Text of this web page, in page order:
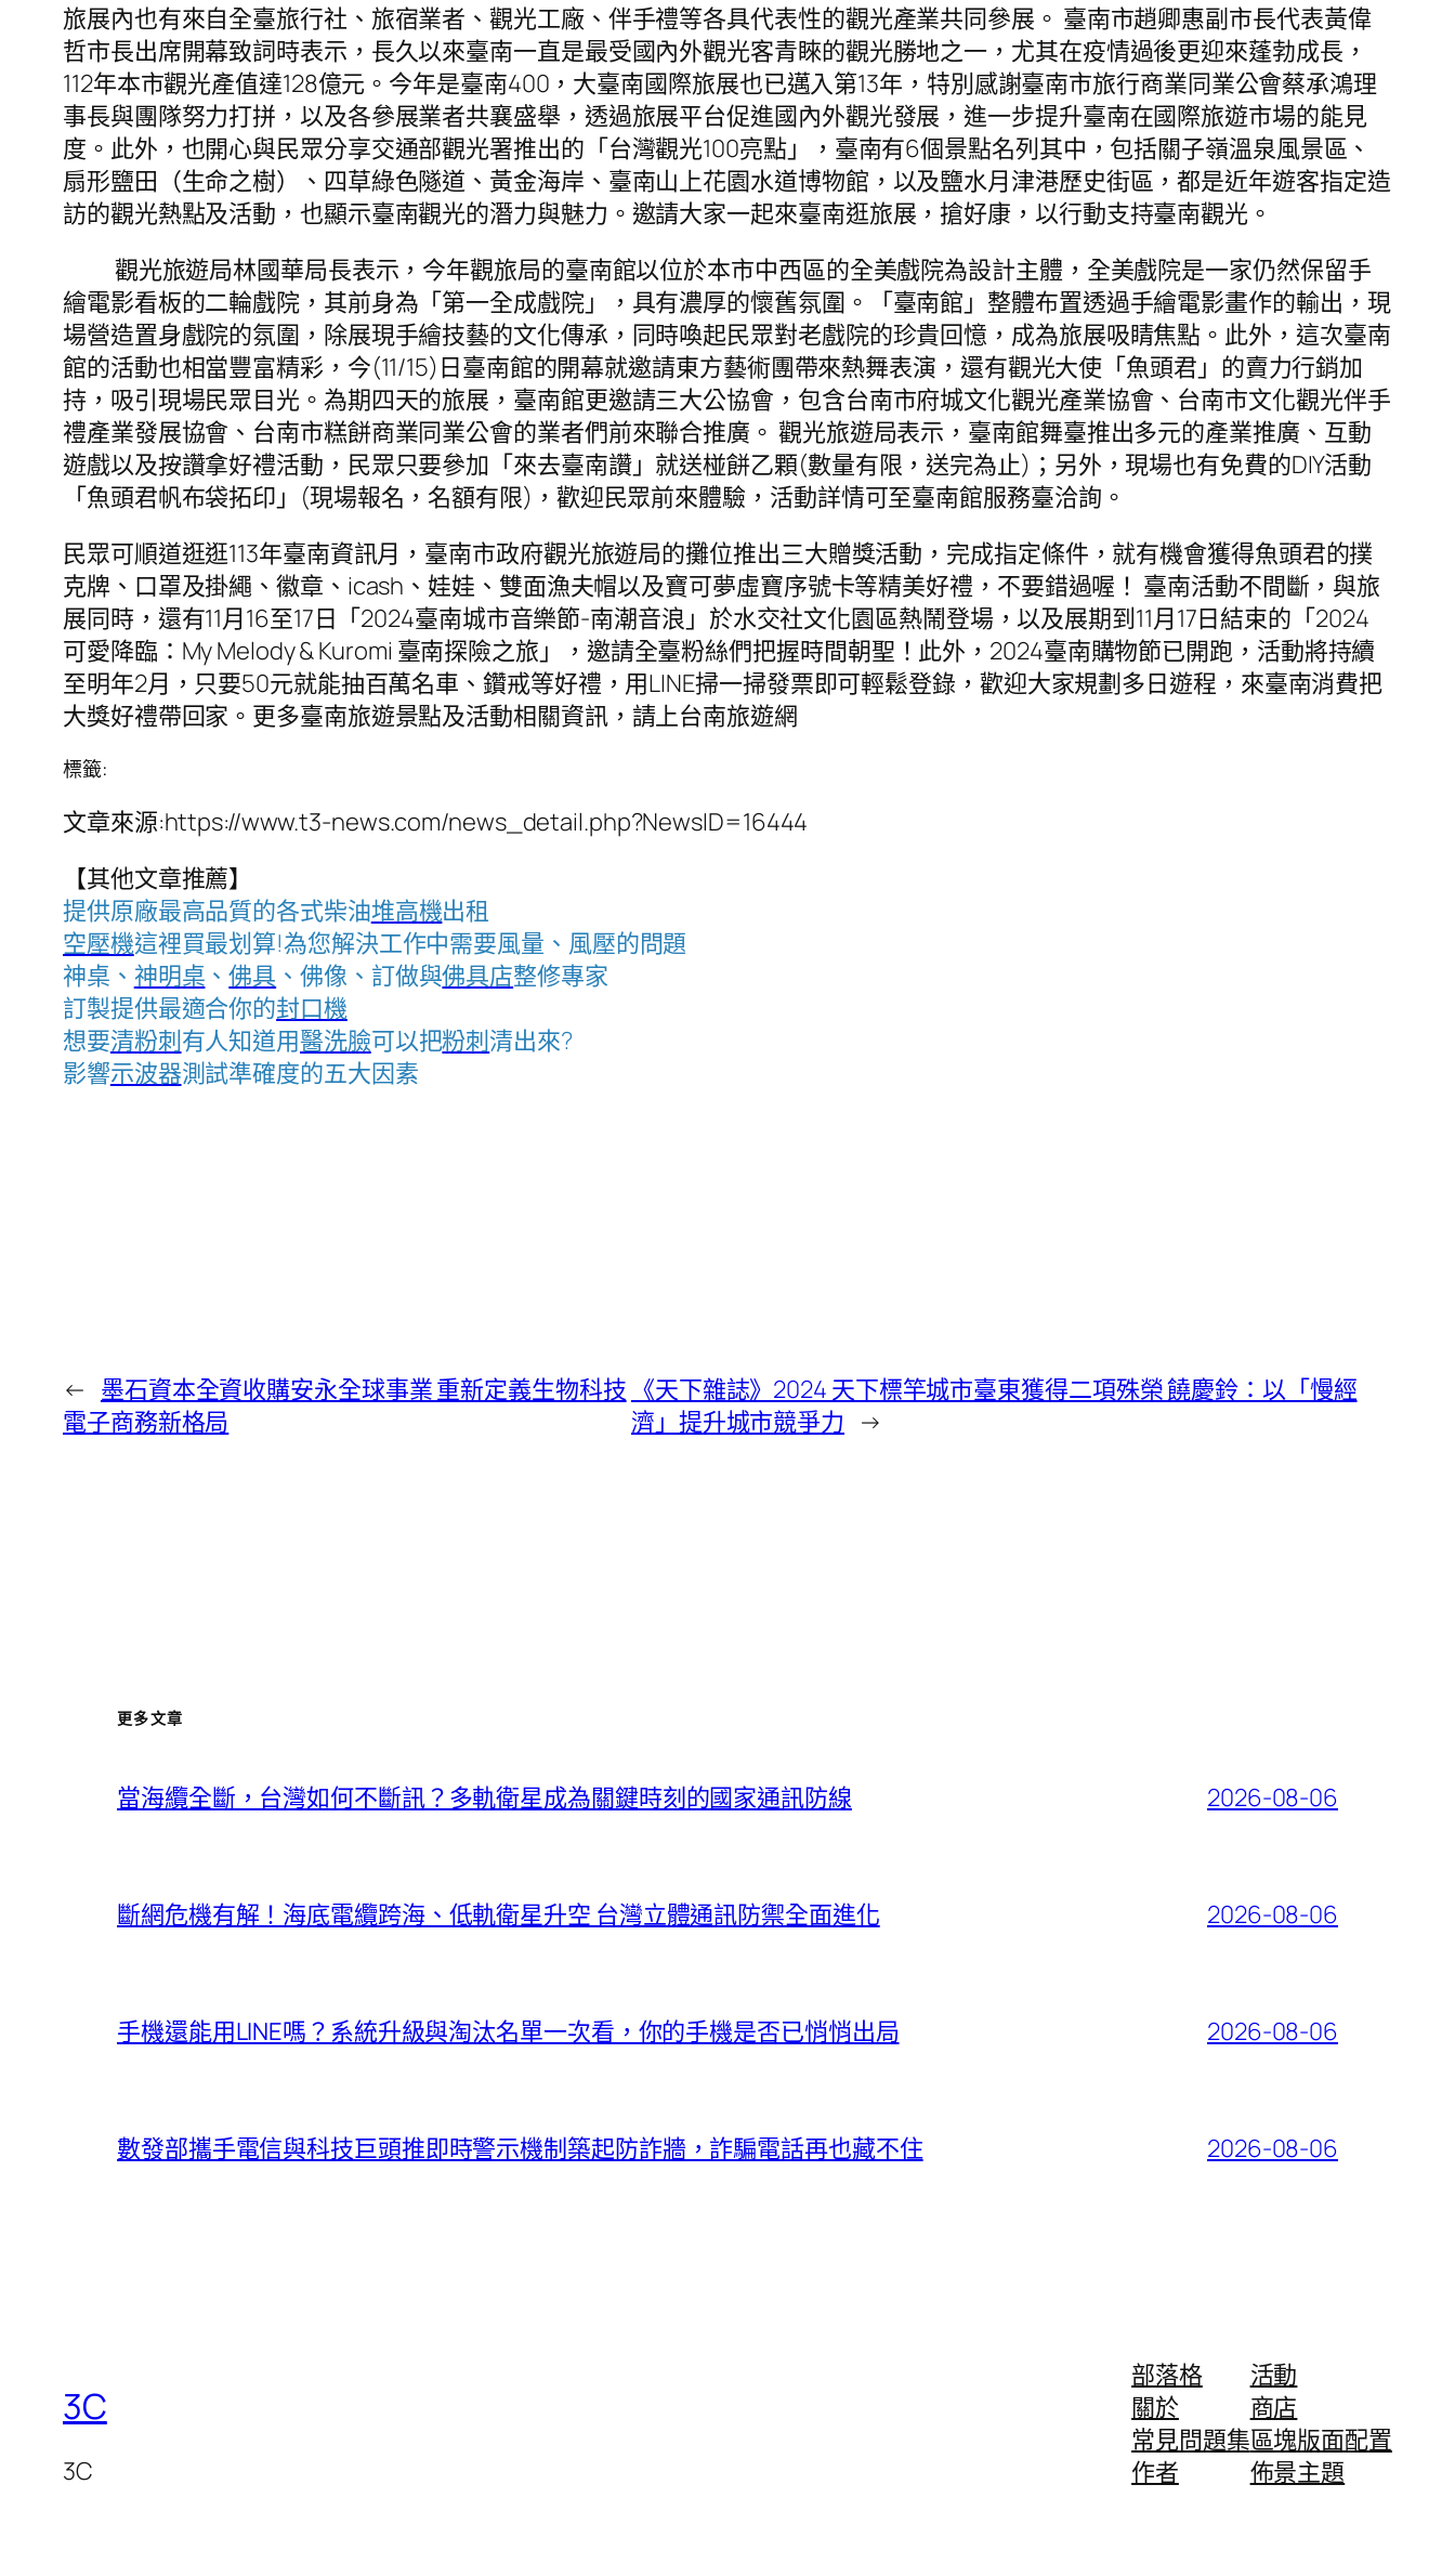
旅展內也有來自全臺旅行社、旅宿業者、觀光工廠、伴手禮等各具代表性的觀光產業共同參展。 臺南市趙卿惠副市長代表黃偉
哲市長出席開幕致詞時表示，長久以來臺南一直是最受國內外觀光客青睞的觀光勝地之一，尤其在疫情過後更迎來蓬勃成長，
112年本市觀光產值達128億元。今年是臺南400，大臺南國際旅展也已邁入第13年，特別感謝臺南市旅行商業同業公會蔡承鴻理
事長與團隊努力打拼，以及各參展業者共襄盛舉，透過旅展平台促進國內外觀光發展，進一步提升臺南在國際旅遊市場的能見
度。此外，也開心與民眾分享交通部觀光署推出的「台灣觀光100亮點」，臺南有6個景點名列其中，包括關子嶺溫泉風景區、
扇形鹽田（生命之樹）、四草綠色隧道、黃金海岸、臺南山上花園水道博物館，以及鹽水月津港歷史街區，都是近年遊客指定造
訪的觀光熱點及活動，也顯示臺南觀光的潛力與魅力。邀請大家一起來臺南逛旅展，搶好康，以行動支持臺南觀光。
觀光旅遊局林國華局長表示，今年觀旅局的臺南館以位於本市中西區的全美戲院為設計主體，全美戲院是一家仍然保留手
繪電影看板的二輪戲院，其前身為「第一全成戲院」，具有濃厚的懷舊氛圍。「臺南館」整體布置透過手繪電影畫作的輸出，現
場營造置身戲院的氛圍，除展現手繪技藝的文化傳承，同時喚起民眾對老戲院的珍貴回憶，成為旅展吸睛焦點。此外，這次臺南
館的活動也相當豐富精彩，今(11/15)日臺南館的開幕就邀請東方藝術團帶來熱舞表演，還有觀光大使「魚頭君」的賣力行銷加
持，吸引現場民眾目光。為期四天的旅展，臺南館更邀請三大公協會，包含台南市府城文化觀光產業協會、台南市文化觀光伴手
禮產業發展協會、台南市糕餅商業同業公會的業者們前來聯合推廣。 觀光旅遊局表示，臺南館舞臺推出多元的產業推廣、互動
遊戲以及按讚拿好禮活動，民眾只要參加「來去臺南讚」就送椪餅乙顆(數量有限，送完為止)；另外，現場也有免費的DIY活動
「魚頭君帆布袋拓印」(現場報名，名額有限)，歡迎民眾前來體驗，活動詳情可至臺南館服務臺洽詢。
民眾可順道逛逛113年臺南資訊月，臺南市政府觀光旅遊局的攤位推出三大贈獎活動，完成指定條件，就有機會獲得魚頭君的撲
克牌、口罩及掛繩、徽章、icash、娃娃、雙面漁夫帽以及寶可夢虛寶序號卡等精美好禮，不要錯過喔！ 臺南活動不間斷，與旅
展同時，還有11月16至17日「2024臺南城市音樂節-南潮音浪」於水交社文化園區熱鬧登場，以及展期到11月17日結束的「2024
可愛降臨：My Melody & Kuromi 臺南探險之旅」，邀請全臺粉絲們把握時間朝聖！此外，2024臺南購物節已開跑，活動將持續
至明年2月，只要50元就能抽百萬名車、鑽戒等好禮，用LINE掃一掃發票即可輕鬆登錄，歡迎大家規劃多日遊程，來臺南消費把
大獎好禮帶回家。更多臺南旅遊景點及活動相關資訊，請上台南旅遊網
標籤:
文章來源:https://www.t3-news.com/news_detail.php?NewsID=16444
【其他文章推薦】
提供原廠最高品質的各式柴油堆高機出租
空壓機這裡買最划算!為您解決工作中需要風量、風壓的問題
神桌、 神明桌 、佛具 、佛像、訂做與佛具店整修專家
訂製提供最適合你的封口機
想要清粉刺有人知道用醫洗臉可以把粉刺清出來?
影響示波器測試準確度的五大因素
← 墨石資本全資收購安永全球事業 重新定義生物科技
電子商務新格局
《天下雜誌》2024 天下標竿城市臺東獲得二項殊榮 饒慶鈴：以「慢經
濟」提升城市競爭力 →
更多文章
當海纜全斷，台灣如何不斷訊？多軌衛星成為關鍵時刻的國家通訊防線 2026-08-06
斷網危機有解！海底電纜跨海、低軌衛星升空 台灣立體通訊防禦全面進化 2026-08-06
手機還能用LINE嗎？系統升級與淘汰名單一次看，你的手機是否已悄悄出局 2026-08-06
數發部攜手電信與科技巨頭推即時警示機制築起防詐牆，詐騙電話再也藏不住 2026-08-06
3C
3C
部落格
關於
常見問題集
作者
活動
商店
區塊版面配置
佈景主題